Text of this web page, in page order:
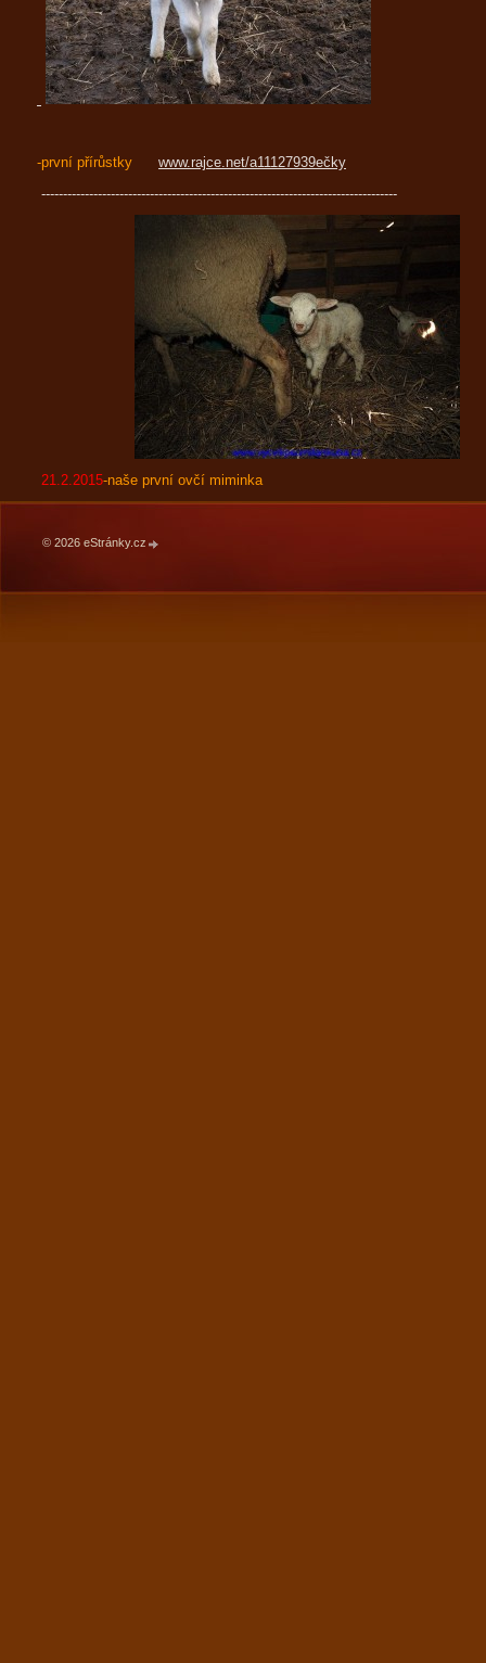
-první přírůstky
www.rajce.net/a11127939ečky
----------------------------------------------------------------------------------
21.2.2015-naše první ovčí miminka
© 2026 eStránky.cz